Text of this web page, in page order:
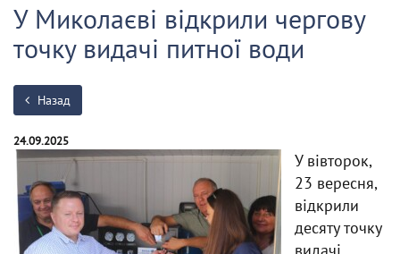
У Миколаєві відкрили чергову
точку видачі питної води
Назад
24.09.2025
У вівторок,
23 вересня,
відкрили
десяту точку